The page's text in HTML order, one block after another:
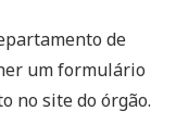
de
um formulário
no site do órgão.